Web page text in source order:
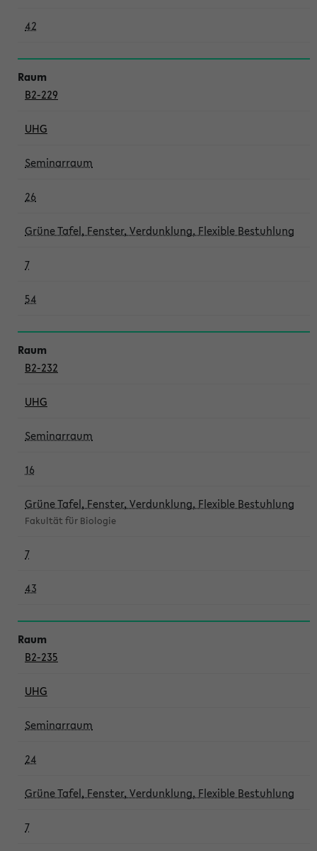
42
B2-229
UHG
Seminarraum
26
Grüne Tafel, Fenster, Verdunklung, Flexible Bestuhlung
7
54
B2-232
UHG
Seminarraum
16
Grüne Tafel, Fenster, Verdunklung, Flexible Bestuhlung
Fakultät für Biologie
7
43
B2-235
UHG
Seminarraum
24
Grüne Tafel, Fenster, Verdunklung, Flexible Bestuhlung
7